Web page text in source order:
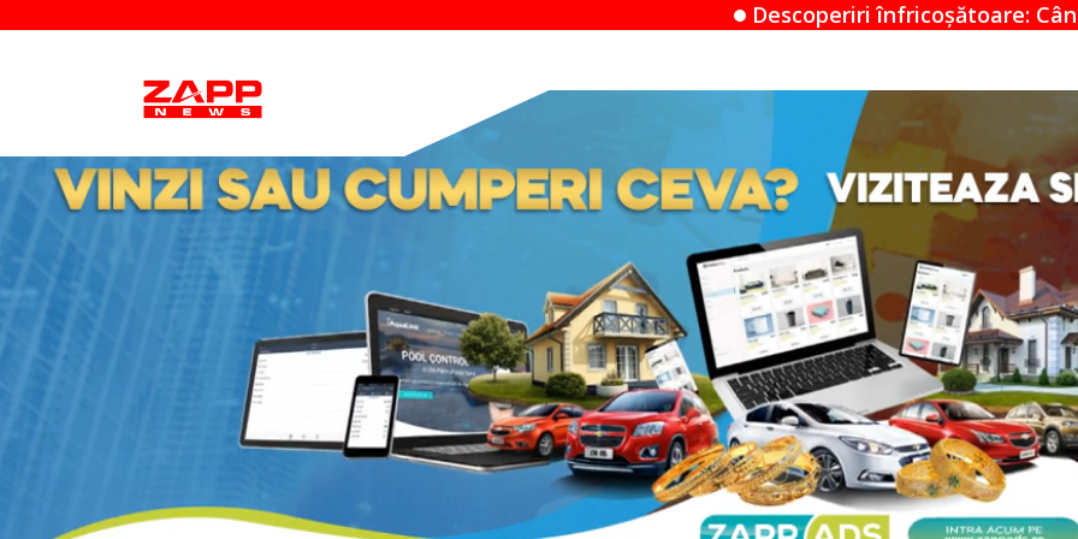
Descoperiri înfricoșătoare: Când un Airbnb devine